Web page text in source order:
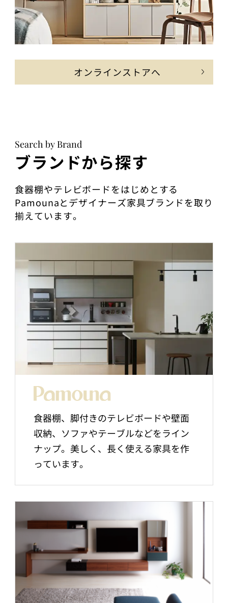
オンラインストアへ
Search by Brand
ブランドから探す
食器棚やテレビボードをはじめとする
Pamounaとデザイナーズ家具ブランドを取り
揃えています。
食器棚、脚付きのテレビボードや壁面
収納、ソファやテーブルなどをライン
ナップ。美しく、長く使える家具を作
っています。